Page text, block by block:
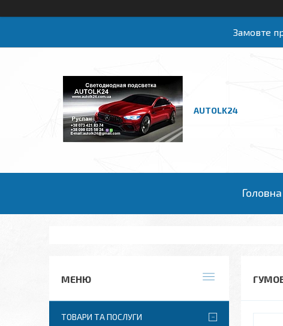
Замовте
AUTOLK24
Головна
ТОВАРИ ТА ПОСЛУГИ